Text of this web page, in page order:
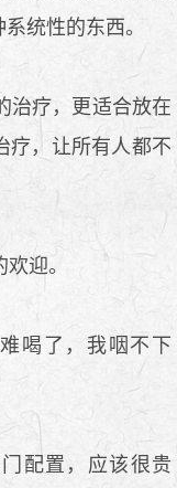
统性的东西。
疗，更适合放在
疗，让所有人都不
迎。
喝了，我咽不下
配置，应该很贵